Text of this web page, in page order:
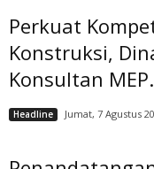
Perkuat
Konstruksi,
Konsultan
Headline Jumat, 7 Agustus